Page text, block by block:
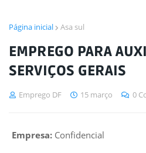
Página inicial Asa sul
EMPREGO PARA
SERVIÇOS GERAIS
Emprego DF 15 março 0
Empresa: Confidencial